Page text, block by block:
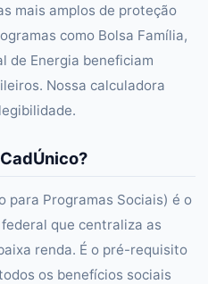
mais amplos de proteção
como Bolsa Família,
de Energia beneficiam
Nossa calculadora
para Programas Sociais) é o
que centraliza as
renda. É o pré-requisito
os benefícios sociais